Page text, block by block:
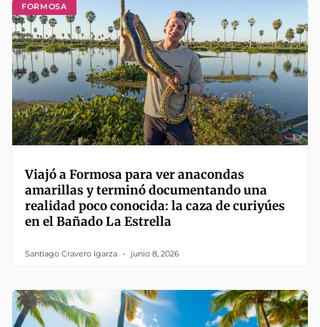
FORMOSA
Viajó a Formosa para ver anacondas
amarillas y terminó documentando una
realidad poco conocida: la caza de curiyúes
en el Bañado La Estrella
Santiago Cravero Igarza junio 8, 2026